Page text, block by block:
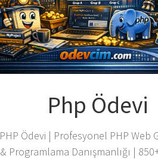
Php Ödevi
PHP Ödevi | Profesyonel PHP Web
& Programlama Danışmanlığı |